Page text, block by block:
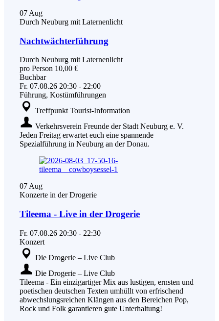
07 Aug
Durch Neuburg mit Laternenlicht
Nachtwächterführung
Durch Neuburg mit Laternenlicht
pro Person 10,00 €
Buchbar
Fr. 07.08.26 20:30 - 22:00
Führung, Kostümführungen
Treffpunkt Tourist-Information
Verkehrsverein Freunde der Stadt Neuburg e. V.
Jeden Freitag erwartet euch eine spannende
Spezialführung in Neuburg an der Donau.
07 Aug
Konzerte in der Drogerie
Tileema - Live in der Drogerie
Fr. 07.08.26 20:30 - 22:30
Konzert
Die Drogerie – Live Club
Die Drogerie – Live Club
Tileema - Ein einzigartiger Mix aus lustigen, ernsten und
poetischen deutschen Texten umhüllt von erfrischend
abwechslungsreichen Klängen aus den Bereichen Pop,
Rock und Folk garantieren gute Unterhaltung!